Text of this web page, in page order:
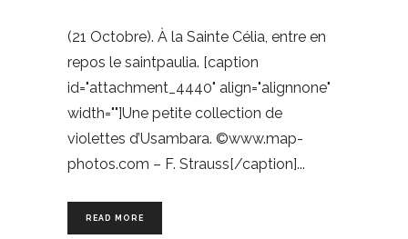
(21 Octobre). À la Sainte Célia, entre en
repos le saintpaulia. [caption
id="attachment_4440" align="alignnone"
width=""]Une petite collection de
violettes d’Usambara. ©www.map-
photos.com – F. Strauss[/caption]
READ MORE